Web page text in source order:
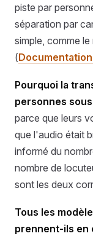
piste par
séparation par
simple, comme
(
Pourquoi la
personnes
parce que leurs
que l'audio était
informé du
nombre de
sont les deux
Tous les
prennent-ils en